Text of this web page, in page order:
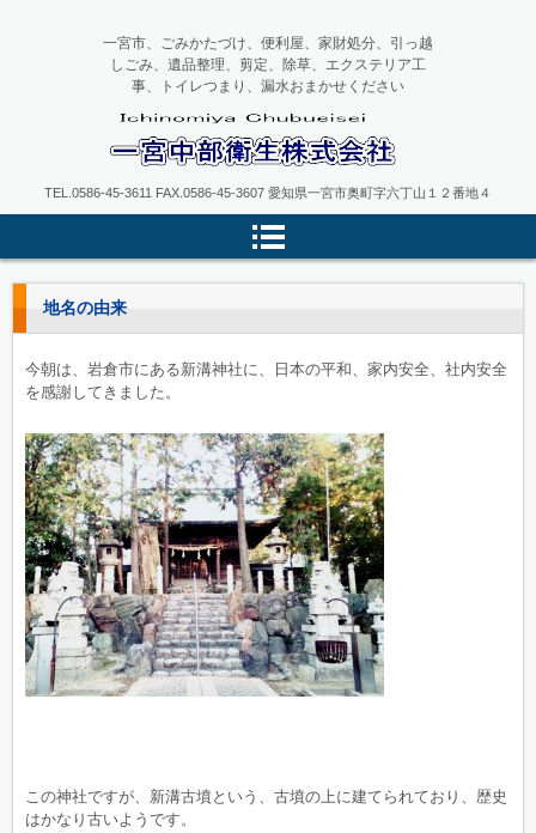
一宮中部衛生
一宮市、ごみかたづけ、便利屋、家財処分、引っ越
しごみ、遺品整理、剪定、除草、エクステリア工
事、トイレつまり、漏水おまかせください
TEL.0586-45-3611 FAX.0586-45-3607 愛知県一宮市奥町字六丁山１２番地４
地名の由来
今朝は、岩倉市にある新溝神社に、日本の平和、家内安全、社内安全
を感謝してきました。
この神社ですが、新溝古墳という、古墳の上に建てられており、歴史
はかなり古いようです。